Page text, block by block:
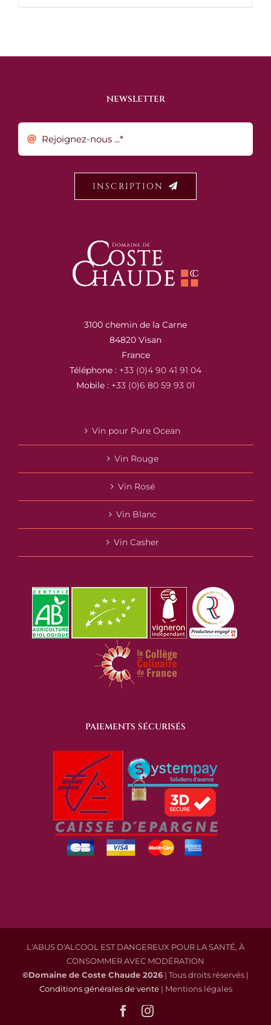
NEWSLETTER
INSCRIPTION
3100 chemin de la Carne
84820 Visan
France
Téléphone : +33 (0)4 90 41 91 04
Mobile : +33 (0)6 80 59 93 01
Vin pour Pure Ocean
Vin Rouge
Vin Rosé
Vin Blanc
Vin Casher
PAIEMENTS SÉCURISÉS
L'ABUS D'ALCOOL EST DANGEREUX POUR LA SANTÉ, À
CONSOMMER AVEC MODÉRATION
©Domaine de Coste Chaude 2026 | Tous droits réservés |
Conditions générales de vente| Mentions légales
FacebookInstagram